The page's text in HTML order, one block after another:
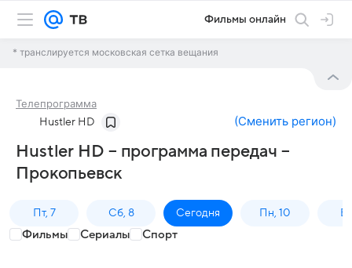
Фильмы онлайн
* транслируется московская сетка вещания
Телепрограмма
Hustler HD (Сменить регион)
Hustler HD – программа передач –
Прокопьевск
Пт, 7 Сб, 8 Сегодня Пн, 10
Фильмы Сериалы Спорт